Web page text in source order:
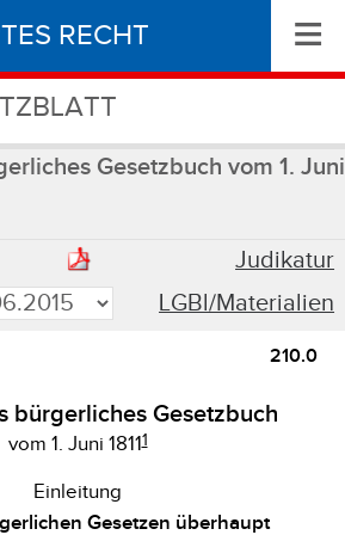
RECHT ≡
Gesetzbuch vom 1. Juni
Judikatur
LGBl/Materialien